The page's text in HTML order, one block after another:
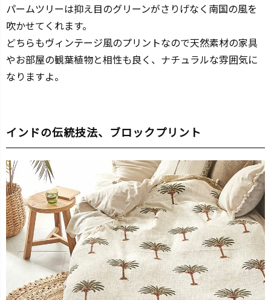
パームツリーは抑え目のグリーンがさりげなく南国の風を
吹かせてくれます。
どちらもヴィンテージ風のプリントなので天然素材の家具
やお部屋の観葉植物と相性も良く、ナチュラルな雰囲気に
なりますよ。
インドの伝統技法、ブロックプリント